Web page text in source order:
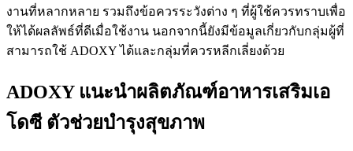
งานที่หลากหลาย รวมถึงข้อควรระวังต่าง ๆ ที่ผู้ใช้ควรทราบเพื่อ
ให้ได้ผลลัพธ์ที่ดีเมื่อใช้งาน นอกจากนี้ยังมีข้อมูลเกี่ยวกับกลุ่มผู้ที่
สามารถใช้ ADOXY ได้และกลุ่มที่ควรหลีกเลี่ยงด้วย
ADOXY แนะนำผลิตภัณฑ์อาหารเสริมเอ
โดซี ตัวช่วยบำรุงสุขภาพ